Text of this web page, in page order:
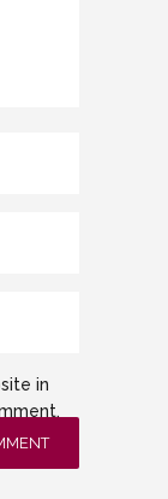
in